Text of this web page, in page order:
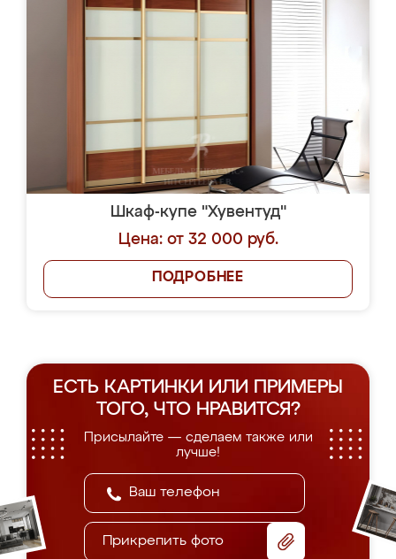
Шкаф-купе "Хувентуд"
Цена: от 32 000 руб.
ПОДРОБНЕЕ
ЕСТЬ КАРТИНКИ ИЛИ ПРИМЕРЫ
ТОГО, ЧТО НРАВИТСЯ?
Присылайте — сделаем также или
лучше!
Прикрепить фото